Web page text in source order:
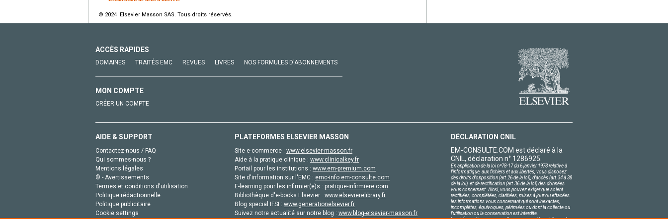
© 2024 Elsevier Masson SAS. Tous droits réservés.
ACCÈS RAPIDES
DOMAINES TRAITÉS EMC REVUES LIVRES NOS FORMULES D'ABONNEMENTS
MON COMPTE
CRÉER UN COMPTE
AIDE & SUPPORT
Contactez-nous / FAQ
Qui sommes-nous ?
Mentions légales
© - Avertissements
Termes et conditions d'utilisation
Politique rédactionnelle
Politique publicitaire
Cookie settings
PLATEFORMES ELSEVIER MASSON
Site e-commerce : www.elsevier-masson.fr
Aide à la pratique clinique : www.clinicalkey.fr
Portail pour les institutions : www.em-premium.com
Site d'information sur l'EMC : emc-info.em-consulte.com
E-learning pour les infirmier(e)s : pratique-infirmiere.com
Bibliothèque d'e-books Elsevier : www.elsevierelibrary.fr
Blog special IFSI : www.generationelsevier.fr
Suivez notre actualité sur notre blog : www.blog-elsevier-masson.fr
DÉCLARATION CNIL
EM-CONSULTE.COM est déclaré à la
CNIL, déclaration n° 1286925.
En application de la loi nº78-17 du 6 janvier 1978 relative à
l'informatique, aux fichiers et aux libertés, vous disposez
des droits d'opposition (art.26 de la loi), d'accès (art.34 à 38
de la loi), et de rectification (art.36 de la loi) des données
vous concernant. Ainsi, vous pouvez exiger que soient
rectifiées, complétées, clarifiées, mises à jour ou effacées
les informations vous concernant qui sont inexactes,
incomplètes, équivoques, périmées ou dont la collecte ou
l'utilisation ou la conservation est interdite.
Les informations personnelles concernant les visiteurs de